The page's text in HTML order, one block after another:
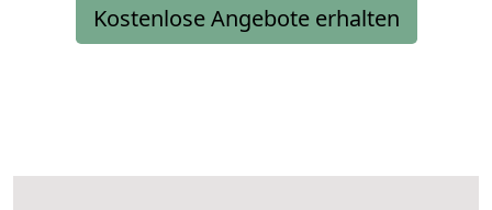
Kostenlose Angebote erhalten